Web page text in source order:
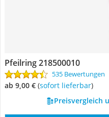
Pfeilring 218500010
535 Bewertungen
ab 9,00 € ( Sofort lieferbar)
Preisvergleich